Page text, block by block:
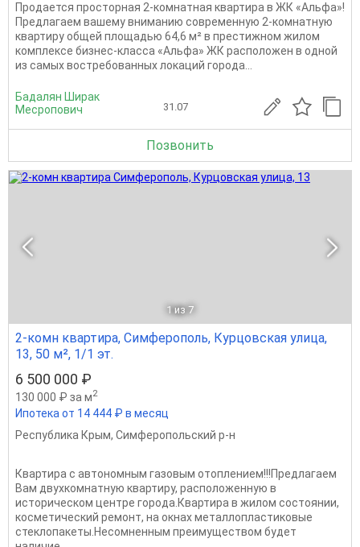
Продается просторная 2-комнатная квартира в ЖК «Альфа»!
Предлагаем вашему вниманию современную 2-комнатную
квартиру общей площадью 64,6 м² в престижном жилом
комплексе бизнес-класса «Альфа» ЖК расположен в одной
из самых востребованных локаций города...
Бадалян Ширак
Месропович
31.07
Позвонить
1 из 7
2-комн квартира, Симферополь, Курцовская улица,
13, 50 м², 1/1 эт.
6 500 000 ₽
130 000 ₽ за м2
Ипотека от 14 444 ₽ в месяц
Республика Крым, Симферопольский р-н
Квартира с автономным газовым отоплением!!!Предлагаем
Вам двухкомнатную квартиру, расположенную в
историческом центре города.Квартира в жилом состоянии,
косметический ремонт, на окнах металлопластиковые
стеклопакеты.Несомненным преимуществом будет